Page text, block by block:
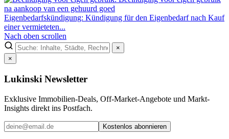
Eigenbedarfskündigung: Kündigung für den Eigenbedarf nach Kauf
einer vermieteten...
Nach oben scrollen
×
×
Lukinski Newsletter
Exklusive Immobilien-Deals, Off-Market-Angebote und Markt-
Insights direkt ins Postfach.
Kostenlos abonnieren